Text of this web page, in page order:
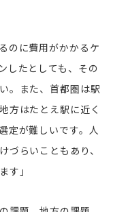
のに費用がかかるケ
したとしても、その
。また、首都圏は駅
方はたとえ駅に近く
定が難しいです。人
づらいこともあり、
す」